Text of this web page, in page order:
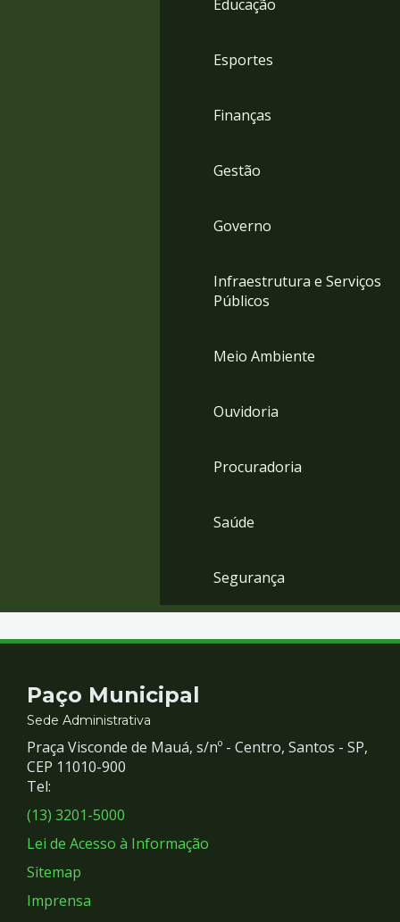
Educação
Esportes
Finanças
Gestão
Governo
Infraestrutura e Serviços
Públicos
Meio Ambiente
Ouvidoria
Procuradoria
Saúde
Segurança
Contato
e
Redes
Sociais
Paço Municipal
Sede Administrativa
Praça Visconde de Mauá, s/nº - Centro, Santos - SP,
CEP 11010-900
Tel:
(13) 3201-5000
Lei de Acesso à Informação
Sitemap
Imprensa